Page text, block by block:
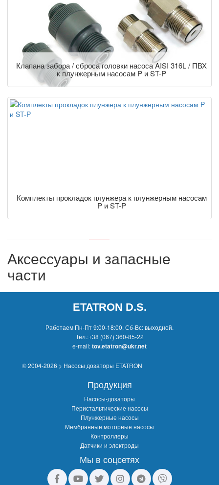
Клапана забора / сброса головки насоса AISI 316L / ПВХ
к плунжерным насосам P и ST-P
Комплекты прокладок плунжера к плунжерным насосам
P и ST-P
Аксессуары и запасные
части
ETATRON D.S.
Работаем Пн-Пт 9:00-18:00, Сб-Вс: выходной.
Тел.:+38 (067) 360-85-22
e-mail:tov.etatron@ukr.net
© 2004-2026 > Насосы дозаторы ETATRON
Продукция
Насосы-дозаторы
Перистальтические насосы
Плунжерные насосы
Мембранные моторные насосы
Контроллеры
Датчики и электроды
Мы в соцсетях